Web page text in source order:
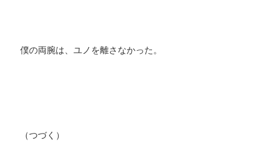
僕の両腕は、ユノを離さなかった。
（つづく）